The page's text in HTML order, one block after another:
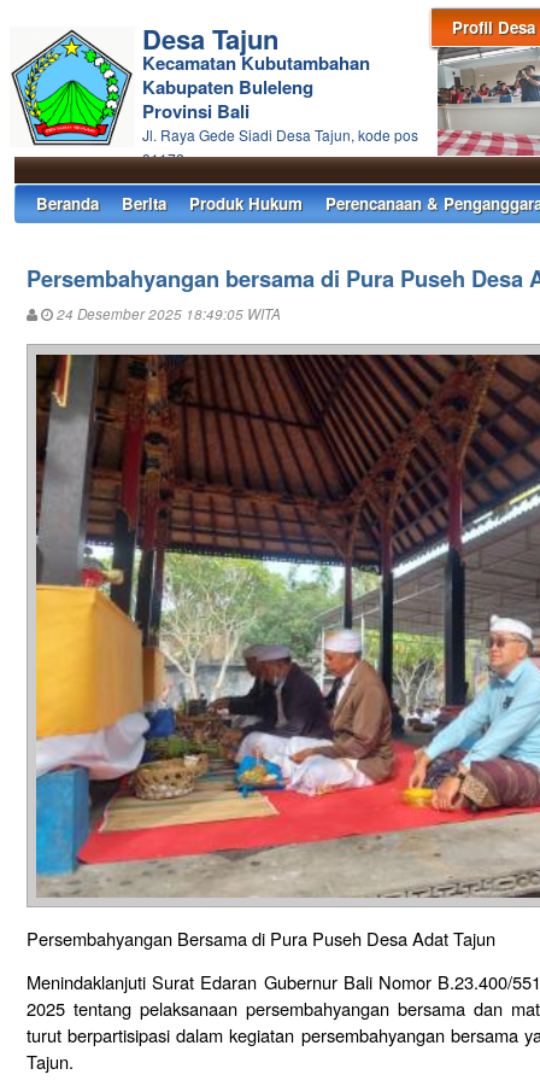
Profil Desa
Desa Tajun
Kecamatan Kubutambahan
Kabupaten Buleleng
Provinsi Bali
Jl. Raya Gede Siadi Desa Tajun, kode pos
81172
Beranda Berita Produk Hukum Perencanaan &
Persembahyangan bersama di Pura Puseh Desa
24 Desember 2025 18:49:05 WITA
Persembahyangan Bersama di Pura Puseh Desa Adat Tajun
Menindaklanjuti Surat Edaran Gubernur Bali Nomor B.23.400/
2025 tentang pelaksanaan persembahyangan bersama dan
turut berpartisipasi dalam kegiatan persembahyangan bersama
Tajun.